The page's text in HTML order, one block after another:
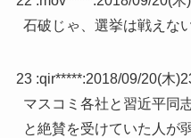
石破じゃ、選挙は戦えな
23 :qir*****:2018/09/20(木
マスコミ各社と習近平同
と絶賛を受けていた人が